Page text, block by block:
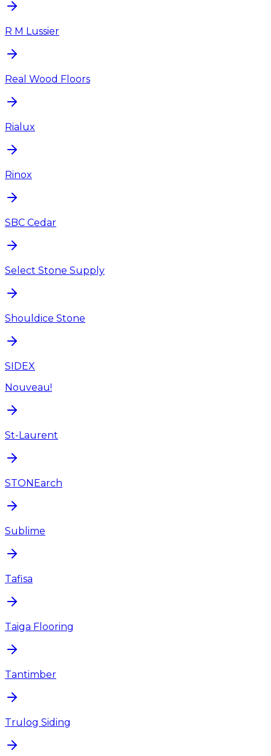
R M Lussier
Real Wood Floors
Rialux
Rinox
SBC Cedar
Select Stone Supply
Shouldice Stone
SIDEX
Nouveau!
St-Laurent
STONEarch
Sublime
Tafisa
Taiga Flooring
Tantimber
Trulog Siding